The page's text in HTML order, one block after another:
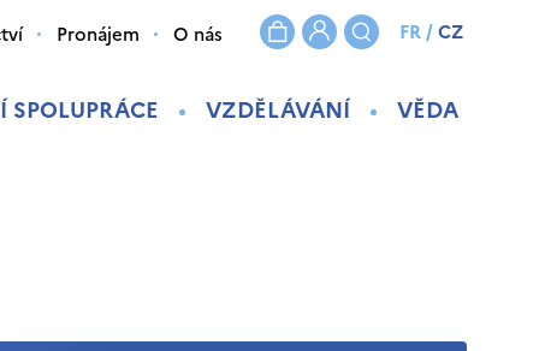
SPOLUPRÁCE VZDĚLÁVÁNÍ VĚDA
Pronájem O nás FR/CZ